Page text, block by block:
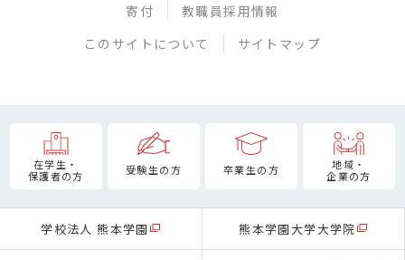
寄付
教職員採用情報
このサイトについて
サイトマップ
在学生・
保護者の方
受験生の方 卒業生の方
地域・
企業の方
学校法人 熊本学園 熊本学園大学大学院